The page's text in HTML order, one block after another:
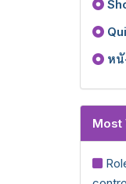
หนั
Most